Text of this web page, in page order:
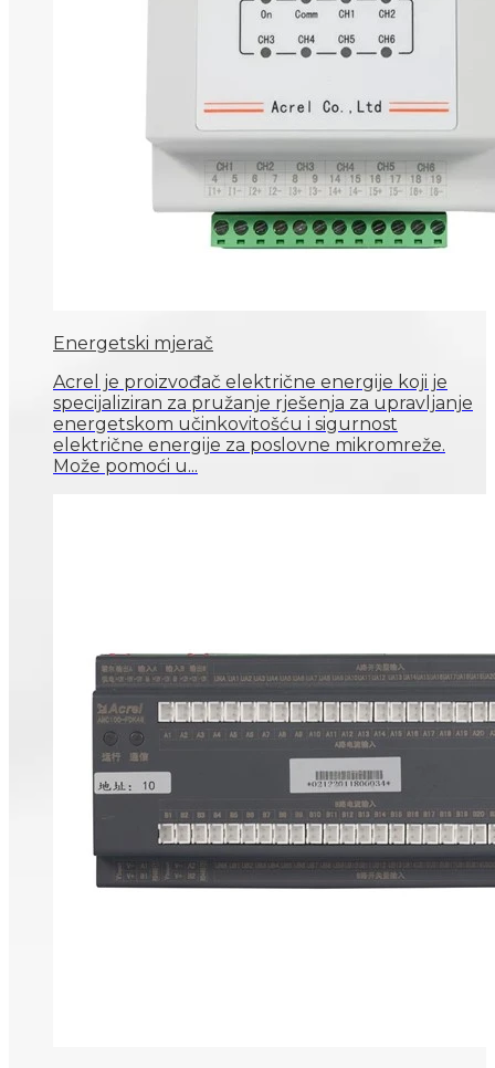
Energetski mjerač
Acrel je proizvođač električne energije koji je
specijaliziran za pružanje rješenja za upravljanje
energetskom učinkovitošću i sigurnost
električne energije za poslovne mikromreže.
Može pomoći u...